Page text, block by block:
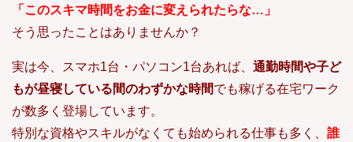
「このスキマ時間をお金に変えられたらな…」
そう思ったことはありませんか？
実は今、スマホ1台・パソコン1台あれば、 通勤時間や子ど
もが昼寝している間のわずかな時間でも稼げる在宅ワーク
が数多く登場しています。
特別な資格やスキルがなくても始められる仕事も多く、 誰